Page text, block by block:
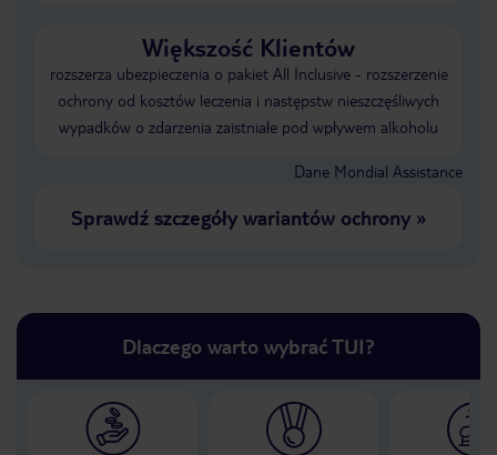
Większość Klientów
rozszerza ubezpieczenia o pakiet All Inclusive - rozszerzenie
ochrony od kosztów leczenia i następstw nieszczęśliwych
wypadków o zdarzenia zaistniałe pod wpływem alkoholu
Dane Mondial Assistance
Sprawdź szczegóły wariantów ochrony»
Dlaczego warto wybrać TUI?